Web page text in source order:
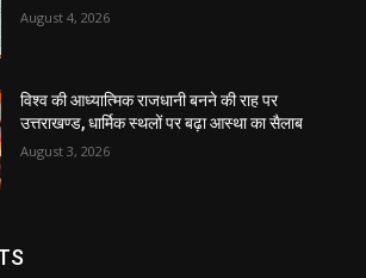
August 4, 2026
विश्व की आध्यात्मिक राजधानी बनने की राह पर
उत्तराखण्ड, धार्मिक स्थलों पर बढ़ा आस्था का सैलाब
August 3, 2026